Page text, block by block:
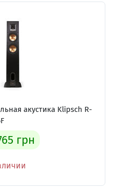
акустика Klipsch R-
грн